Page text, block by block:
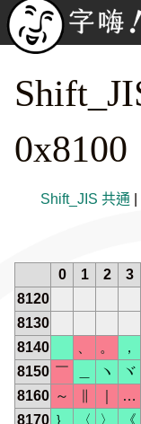
Shift_JIS 共通
0
1 2 3
8120
8130
8140
。 ，
8150 ￣ ヽ ヾ
8160 ～ …
8170 ｝ 〈 〉 《